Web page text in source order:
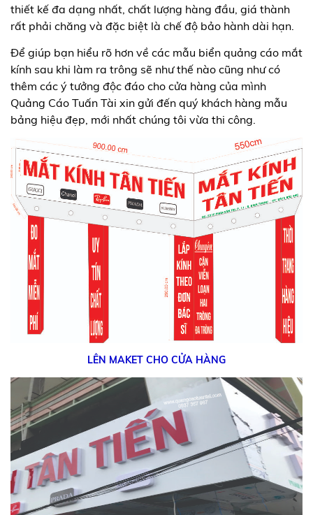
thiết kế đa dạng nhất, chất lượng hàng đầu, giá thành
rất phải chăng và đặc biệt là chế độ bảo hành dài hạn.
Để giúp bạn hiểu rõ hơn về các mẫu biển quảng cáo mắt
kính sau khi làm ra trông sẽ như thế nào cũng như có
thêm các ý tưởng độc đáo cho cửa hàng của mình
Quảng Cáo Tuấn Tài xin gửi đến quý khách hàng mẫu
bảng hiệu đẹp, mới nhất chúng tôi vừa thi công.
LÊN MAKET CHO CỬA HÀNG